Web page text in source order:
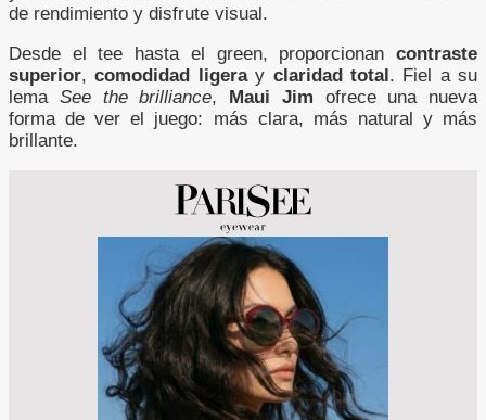
de rendimiento y disfrute visual.
Desde el tee hasta el green, proporcionan contraste
superior,comodidad ligeray claridad total. Fiel a su
lema See the brilliance, Maui Jim ofrece una nueva
forma de ver el juego: más clara, más natural y más
brillante.